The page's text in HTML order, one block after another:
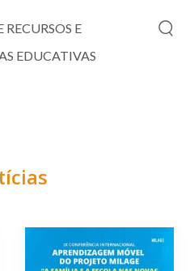
RECURSOS E
EDUCATIVAS